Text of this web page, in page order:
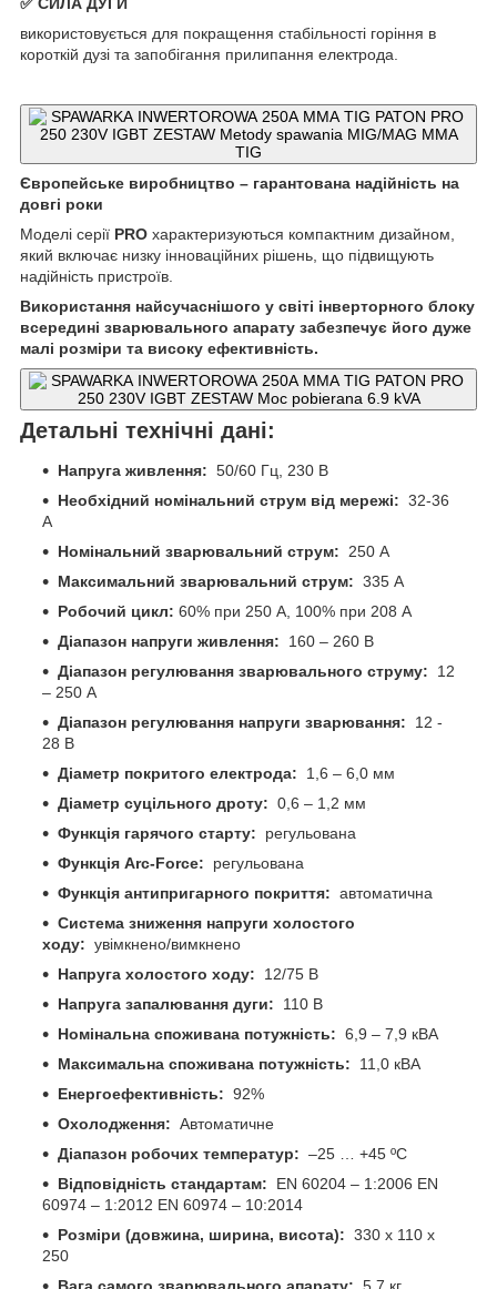
використовується для покращення стабільності горіння в
короткій дузі та запобігання прилипання електрода.
Європейське виробництво – гарантована надійність на
довгі роки
Моделі серії PRO характеризуються компактним дизайном,
який включає низку інноваційних рішень, що підвищують
надійність пристроїв.
Використання найсучаснішого у світі інверторного блоку
всередині зварювального апарату забезпечує його дуже
малі розміри та високу ефективність.
Детальні технічні дані:
Напруга живлення: 50/60 Гц, 230 В
Необхідний номінальний струм від мережі: 32-36
А
Номінальний зварювальний струм: 250 А
Максимальний зварювальний струм: 335 А
Робочий цикл: 60% при 250 А, 100% при 208 А
Діапазон напруги живлення: 160 – 260 В
Діапазон регулювання зварювального струму: 12
– 250 А
Діапазон регулювання напруги зварювання:
12 -
28 В
Діаметр покритого електрода: 1,6 – 6,0 мм
Діаметр суцільного дроту: 0,6 – 1,2 мм
Функція гарячого старту: регульована
Функція Arc-Force: регульована
Функція антипригарного покриття: автоматична
Система зниження напруги холостого
ходу: увімкнено/вимкнено
Напруга холостого ходу: 12/75 В
Напруга запалювання дуги: 110 В
Номінальна споживана потужність: 6,9 – 7,9 кВА
Максимальна споживана потужність: 11,0 кВА
Енергоефективність: 92%
Охолодження: Автоматичне
Діапазон робочих температур: –25 … +45 ºС
Відповідність стандартам: EN 60204 – 1:2006 EN
60974 – 1:2012 EN 60974 – 10:2014
Розміри (довжина, ширина, висота): 330 х 110 х
250
Вага самого зварювального апарату: 5,7 кг